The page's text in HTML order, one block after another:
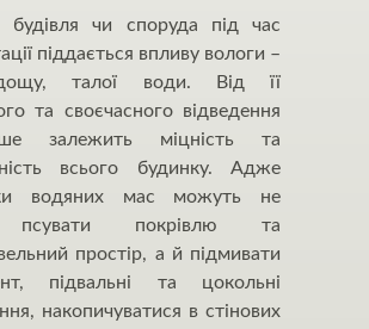
будівля чи споруда під час
піддається впливу вологи –
талої води. Від її
та своєчасного відведення
залежить міцність та
всього будинку. Адже
водяних мас можуть не
псувати покрівлю та
простір, а й підмивати
підвальні та цокольні
накопичуватися в стінових